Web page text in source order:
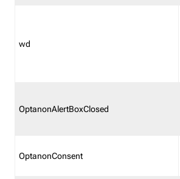
wd
OptanonAlertBoxClosed
OptanonConsent